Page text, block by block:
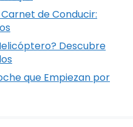
de Conducir:
Descubre
que Empiezan por